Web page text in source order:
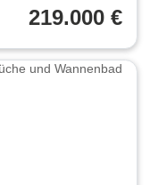
219.000 €